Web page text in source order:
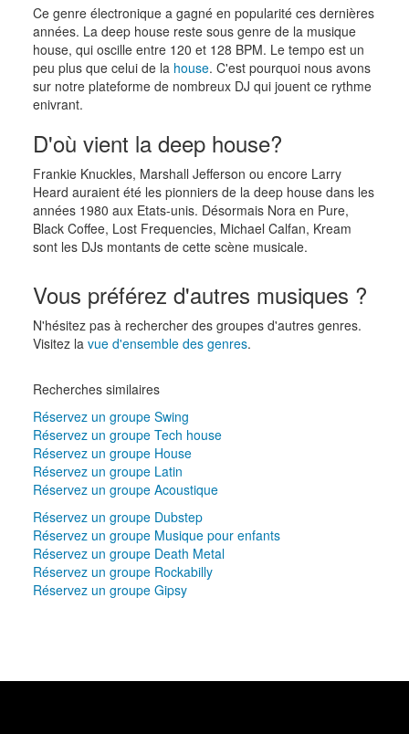
Ce genre électronique a gagné en popularité ces dernières
années. La deep house reste sous genre de la musique
house, qui oscille entre 120 et 128 BPM. Le tempo est un
peu plus que celui de la house. C'est pourquoi nous avons
sur notre plateforme de nombreux DJ qui jouent ce rythme
enivrant.
D'où vient la deep house?
Frankie Knuckles, Marshall Jefferson ou encore Larry
Heard auraient été les pionniers de la deep house dans les
années 1980 aux Etats-unis. Désormais Nora en Pure,
Black Coffee, Lost Frequencies, Michael Calfan, Kream
sont les DJs montants de cette scène musicale.
Vous préférez d'autres musiques ?
N'hésitez pas à rechercher des groupes d'autres genres.
Visitez la vue d'ensemble des genres.
Recherches similaires
Réservez un groupe Swing
Réservez un groupe Tech house
Réservez un groupe House
Réservez un groupe Latin
Réservez un groupe Acoustique
Réservez un groupe Dubstep
Réservez un groupe Musique pour enfants
Réservez un groupe Death Metal
Réservez un groupe Rockabilly
Réservez un groupe Gipsy